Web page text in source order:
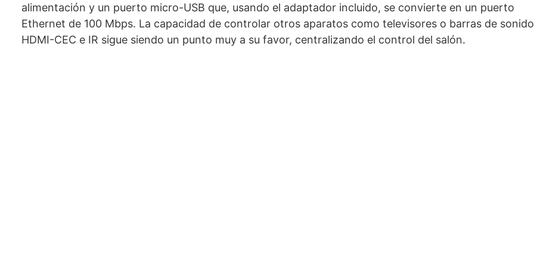
alimentación y un puerto micro-USB que, usando el adaptador incluido, se convierte en un puerto
Ethernet de 100 Mbps. La capacidad de controlar otros aparatos como televisores o barras de
HDMI-CEC e IR sigue siendo un punto muy a su favor, centralizando el control del salón.